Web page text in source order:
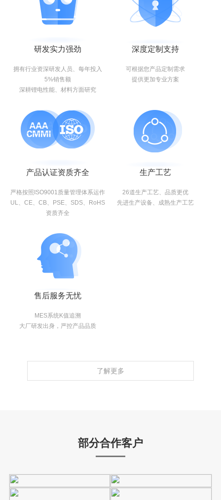
研发实力强劲
拥有行业资深研发人员、每年投入
5%销售额
深耕锂电性能、材料方面研究
深度定制支持
可根据您产品定制需求
提供更加专业方案
产品认证资质齐全
严格按照ISO9001质量管理体系运作
UL、CE、CB、PSE、SDS、RoHS
资质齐全
生产工艺
26道生产工艺、品质更优
先进生产设备、成熟生产工艺
售后服务无忧
MES系统K值追溯
大厂研发出身，严控产品品质
了解更多
部分合作客户